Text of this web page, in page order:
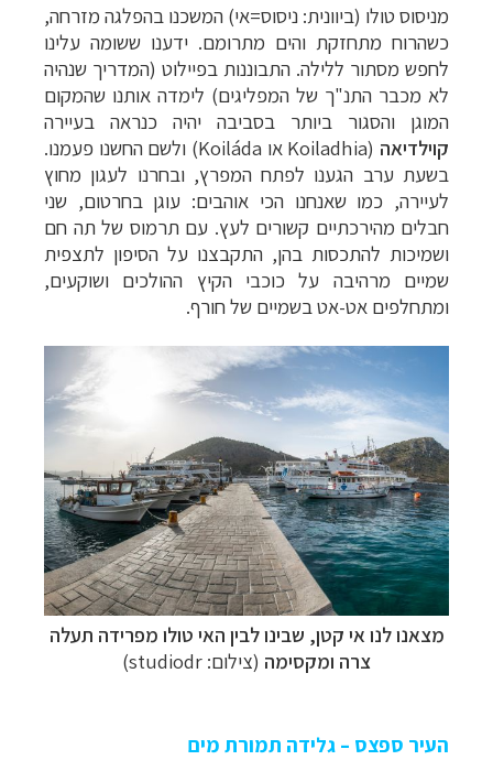
מניסוס טולו (ביוונית: ניסוס=אי) המשכנו בהפלגה מזרחה,
כשהרוח מתחזקת והים מתרומם. ידענו ששומה עלינו
לחפש מסתור ללילה. התבוננות בפיילוט (המדריך שנהיה
לא מכבר התנ"ך של המפליגים) לימדה אותנו שהמקום
המוגן והסגור ביותר בסביבה יהיה כנראה בעיירה
קוילדיאה (
Koiladhia או Koiláda) ולשם החשנו פעמנו.
בשעת ערב הגענו לפתח המפרץ, ובחרנו לעגון מחוץ
לעיירה, כמו שאנחנו הכי אוהבים: עוגן בחרטום, שני
חבלים מהירכתיים קשורים לעץ. עם תרמוס של תה חם
ושמיכות להתכסות בהן, התקבצנו על הסיפון לתצפית
שמיים מרהיבה על כוכבי הקיץ ההולכים ושוקעים,
ומתחלפים אט-אט בשמיים של חורף.
מצאנו לנו אי קטן, שבינו לבין האי טולו מפרידה תעלה
צרה ומקסימה (צילום: studiodr
)
העיר ספצס – גלידה תמורת מים